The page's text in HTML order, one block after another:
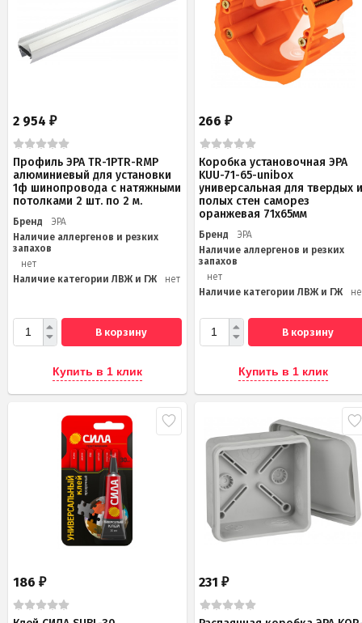
2 954 ₽
Профиль ЭРА TR-1PTR-RMP
алюминиевый для установки
1ф шинопровода с натяжными
потолками 2 шт. по 2 м.
Бренд
ЭРА
Наличие аллергенов и резких
запахов
нет
Наличие категории ЛВЖ и ГЖ
нет
В корзину
Купить в 1 клик
266₽
Коробка установочная ЭРА
KUU-71-65-unibox
универсальная для твердых
полых стен саморез
оранжевая 71х65мм
Бренд
ЭРА
Наличие аллергенов и резких
запахов
нет
Наличие категории ЛВЖ и ГЖ
В корзину
Купить в 1 клик
186 ₽ 231₽